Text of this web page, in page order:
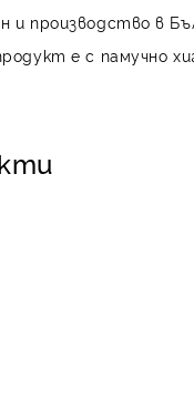
и производство в
е с памучно